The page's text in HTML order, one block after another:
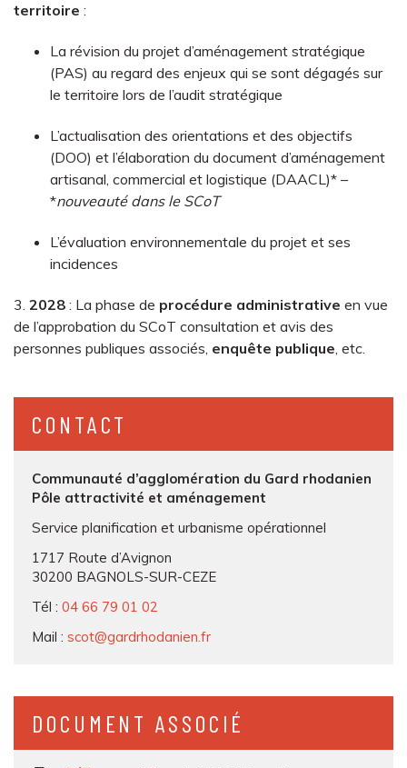
territoire :
La révision du projet d’aménagement stratégique
(PAS) au regard des enjeux qui se sont dégagés sur
le territoire lors de l’audit stratégique
L’actualisation des orientations et des objectifs
(DOO) et l’élaboration du document d’aménagement
artisanal, commercial et logistique (DAACL)* –
*nouveauté dans le SCoT
L’évaluation environnementale du projet et ses
incidences
3. 2028 : La phase de procédure administrative en vue
de l’approbation du SCoT consultation et avis des
personnes publiques associés, enquête publique, etc.
CONTACT
Communauté d’agglomération du Gard rhodanien
Pôle attractivité et aménagement
Service planification et urbanisme opérationnel
1717 Route d’Avignon
30200 BAGNOLS-SUR-CEZE
Tél : 04 66 79 01 02
Mail : scot@gardrhodanien.fr
DOCUMENT ASSOCIÉ